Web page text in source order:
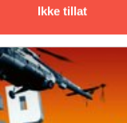
Ikke tillat